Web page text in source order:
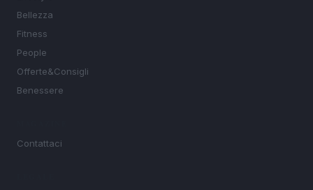
Bellezza
Fitness
People
Offerte&Consigli
Benessere
Contattaci